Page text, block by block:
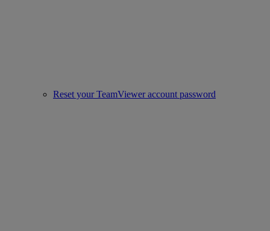
Reset your TeamViewer account password